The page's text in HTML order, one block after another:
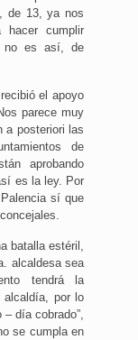
de 13, ya nos
hacer cumplir
no es así, de
el apoyo
parece muy
a posteriori las
de
aprobando
es la ley. Por
sí que
batalla estéril,
alcaldesa sea
tendrá la
alcaldía, por lo
día cobrado”,
se cumpla en